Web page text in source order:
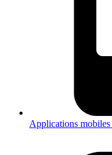
Applications mobiles